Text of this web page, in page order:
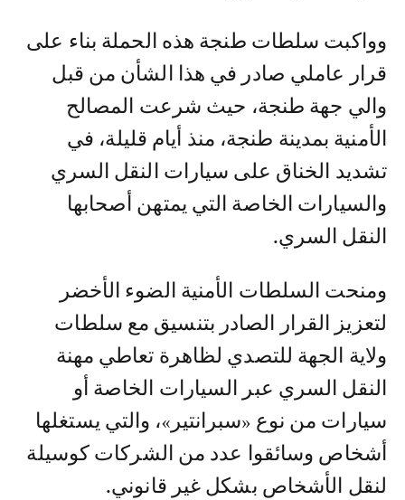
وواكبت سلطات طنجة هذه الحملة بناء على
قرار عاملي صادر في هذا الشأن من قبل
والي جهة طنجة، حيث شرعت المصالح
الأمنية بمدينة طنجة، منذ أيام قليلة، في
تشديد الخناق على سيارات النقل السري
والسيارات الخاصة التي يمتهن أصحابها
النقل السري.
ومنحت السلطات الأمنية الضوء الأخضر
لتعزيز القرار الصادر بتنسيق مع سلطات
ولاية الجهة للتصدي لظاهرة تعاطي مهنة
النقل السري عبر السيارات الخاصة أو
سيارات من نوع «سبرانتير»، والتي يستغلها
أشخاص وسائقوا عدد من الشركات كوسيلة
لنقل الأشخاص بشكل غير قانوني.